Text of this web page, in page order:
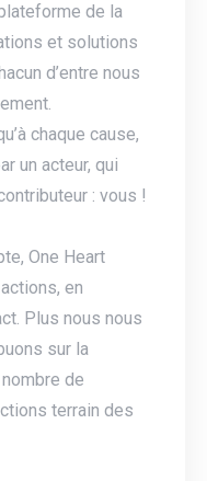
de la
et solutions
d’entre nous
chaque cause,
un acteur, qui
: vous !
One Heart
en
Plus nous nous
sur la
de
terrain des